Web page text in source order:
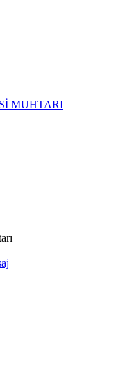
MUHTARI